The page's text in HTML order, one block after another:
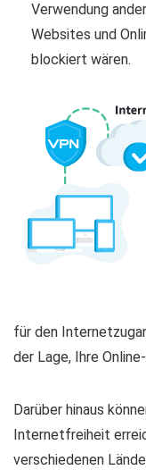
Verwendung
Websites und
blockiert wären.
für den
der Lage, Ihre
Darüber hinaus
Internetfreiheit
verschiedenen